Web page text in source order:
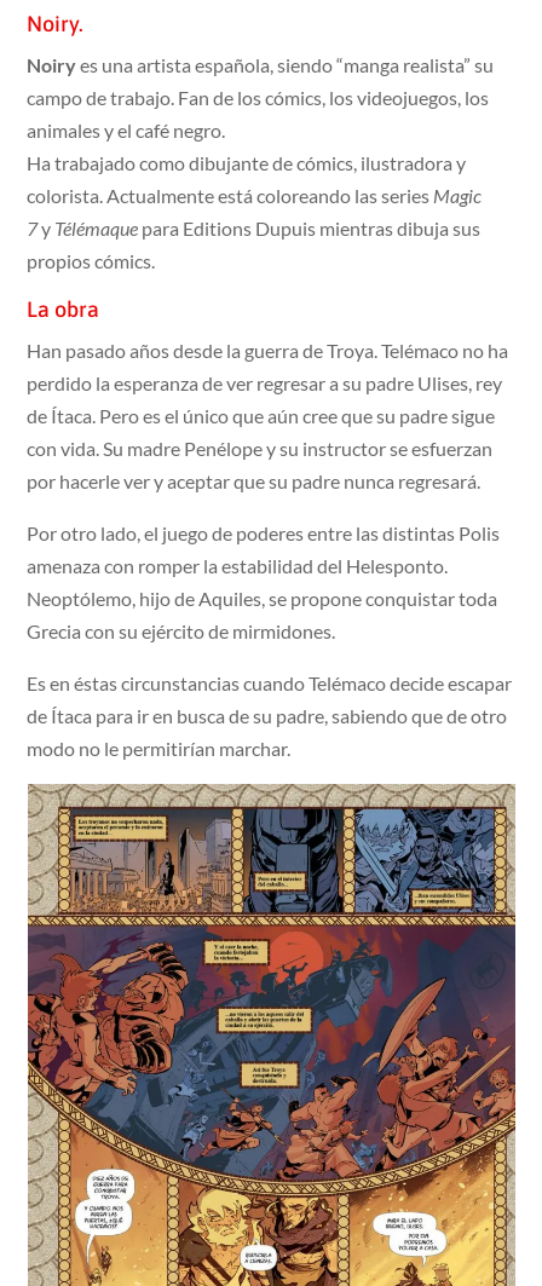
Noiry.
Noiryes una artista española, siendo “manga realista” su
campo de trabajo. Fan de los cómics, los videojuegos, los
animales y el café negro.
Ha trabajado como dibujante de cómics, ilustradora y
colorista. Actualmente está coloreando las series Magic
7y Télémaque para Editions Dupuis mientras dibuja sus
propios cómics.
La obra
Han pasado años desde la guerra de Troya. Telémaco no ha
perdido la esperanza de ver regresar a su padre Ulises, rey
de Ítaca. Pero es el único que aún cree que su padre sigue
con vida. Su madre Penélope y su instructor se esfuerzan
por hacerle ver y aceptar que su padre nunca regresará.
Por otro lado, el juego de poderes entre las distintas Polis
amenaza con romper la estabilidad del Helesponto.
Neoptólemo, hijo de Aquiles, se propone conquistar toda
Grecia con su ejército de mirmidones.
Es en éstas circunstancias cuando Telémaco decide escapar
de Ítaca para ir en busca de su padre, sabiendo que de otro
modo no le permitirían marchar.